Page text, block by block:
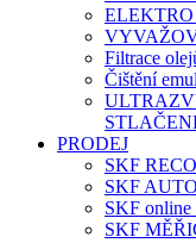
Filtrace
Čištění
PRODEJ
SKF
SKF
SKF online
SKF